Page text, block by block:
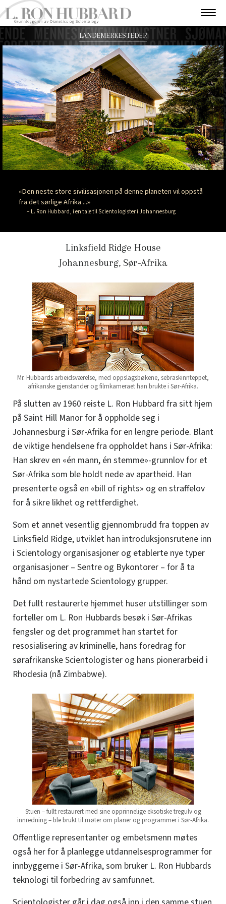
LANDEMERKESTEDER
«Den neste store sivilisasjonen på denne planeten vil oppstå
fra det sørlige Afrika ...»
– L. Ron Hubbard, i en tale til Scientologister i Johannesburg
Linksfield Ridge House
Johannesburg, Sør-Afrika
Mr. Hubbards arbeidsværelse, med oppslagsbøkene, sebraskinnteppet,
afrikanske gjenstander og filmkameraet han brukte i Sør-Afrika.
På slutten av 1960 reiste L. Ron Hubbard fra sitt hjem
på Saint Hill Manor for å oppholde seg i
Johannesburg i Sør-Afrika for en lengre periode. Blant
de viktige hendelsene fra oppholdet hans i Sør-Afrika:
Han skrev en «én mann, én stemme»-grunnlov for et
Sør-Afrika som ble holdt nede av apartheid. Han
presenterte også en «bill of rights» og en straffelov
for å sikre likhet og rettferdighet.
Som et annet vesentlig gjennombrudd fra toppen av
Linksfield Ridge, utviklet han introduksjonsrutene inn
i Scientology organisasjoner og etablerte nye typer
organisasjoner – Sentre og Bykontorer – for å ta
hånd om nystartede Scientology grupper.
Det fullt restaurerte hjemmet huser utstillinger som
forteller om L. Ron Hubbards besøk i Sør-Afrikas
fengsler og det programmet han startet for
resosialisering av kriminelle, hans foredrag for
sørafrikanske Scientologister og hans pionerarbeid i
Rhodesia (nå Zimbabwe).
Stuen – fullt restaurert med sine opprinnelige eksotiske tregulv og
innredning – ble brukt til møter om planer og programmer i Sør-Afrika.
Offentlige representanter og embetsmenn møtes
også her for å planlegge utdannelsesprogrammer for
innbyggerne i Sør-Afrika, som bruker L. Ron Hubbards
teknologi til forbedring av samfunnet.